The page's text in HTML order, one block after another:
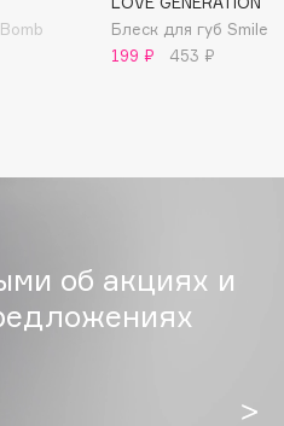
Блеск для губ Smile
199 ₽
453 ₽
об акциях и